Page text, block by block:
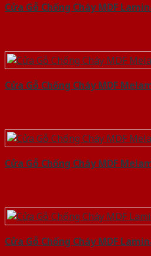
Cửa Gỗ Chống Cháy MDF
Cửa Gỗ Chống Cháy MDF
Cửa Gỗ Chống Cháy MDF
Cửa Gỗ Chống Cháy MDF